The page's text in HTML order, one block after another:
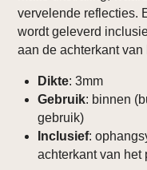
vervelende reflecties.
wordt geleverd
aan de achterkant
Dikte: 3mm
Gebruik: binnen
gebruik)
Inclusief:
achterkant van het